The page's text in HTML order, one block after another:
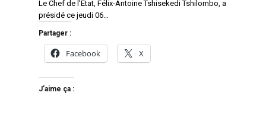
Le Chef de l’État, Félix-Antoine Tshisekedi Tshilombo, a
présidé ce jeudi 06…
Partager :
Facebook X
J’aime ça :